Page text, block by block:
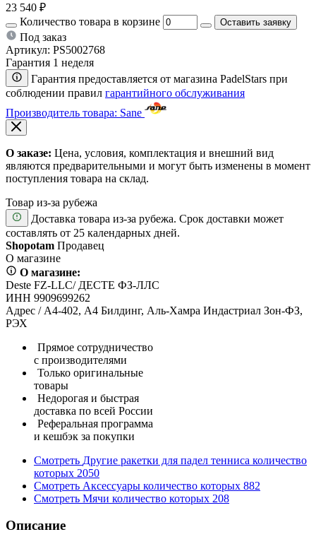
23 540 ₽
Количество товара в корзине
Оставить заявку
Под заказ
Артикул: PS5002768
Гарантия 1 неделя
Гарантия предоставляется от магазина PadelStars при
соблюдении правил гарантийного обслуживания
Производитель товара: Sane
О заказе: Цена, условия, комплектация и внешний вид
являются предварительными и могут быть изменены в момент
поступления товара на склад.
Товар из-за рубежа
Доставка товара из-за рубежа. Срок доставки может
составлять от 25 календарных дней.
Shopotam Продавец
О магазине
О магазине:
Deste FZ-LLC/ ДЕСТЕ ФЗ-ЛЛС
ИНН 9909699262
Адрес / А4-402, А4 Билдинг, Аль-Хамра Индастриал Зон-ФЗ,
РЭХ
Прямое сотрудничество
с производителями
Только оригинальные
товары
Недорогая и быстрая
доставка по всей России
Реферальная программа
и кешбэк за покупки
Смотреть Другие ракетки для падел тенниса количество
которых 2050
Смотреть Аксессуары количество которых 882
Смотреть Мячи количество которых 208
Описание